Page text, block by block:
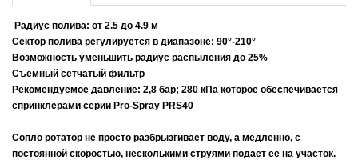
Радиус полива: от 2.5 до 4.9 м
Сектор полива регулируется в диапазоне: 90°-210°
Возможность уменьшить радиус распыления до 25%
Съемный сетчатый фильтр
Рекомендуемое давление: 2,8 бар; 280 кПа которое обеспечивается
спринклерами серии Pro-Spray PRS40
Сопло ротатор не просто разбрызгивает воду, а медленно, с
постоянной скоростью, несколькими струями подает ее на участок.